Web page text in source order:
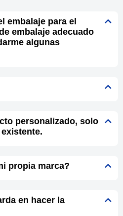
embalaje para el
embalaje adecuado
algunas
personalizado, solo
propia marca?
en hacer la